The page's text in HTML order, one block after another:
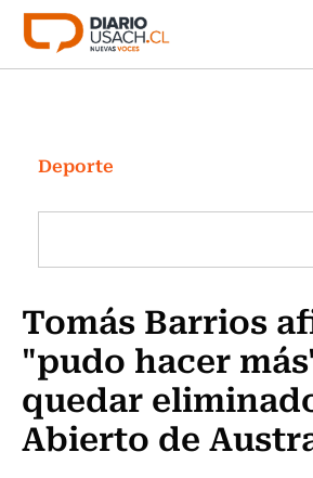
Click acá para ir directamente al
Investigación
Cultura
Programas Radio y TV Usach
Deporte
Tomás Barrios
"pudo hacer
quedar
Abierto de